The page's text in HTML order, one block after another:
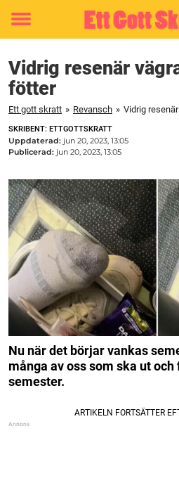
Toggle
Vidrig resenär
fötter
Ett gott skratt » Revansch » Vidrig
SKRIBENT: ETTGOTTSKRATT
Uppdaterad: jun 20, 2023, 13:05
Publicerad: jun 20, 2023, 13:05
Nu när det börjar vankas
många av oss som ska ut och
semester.